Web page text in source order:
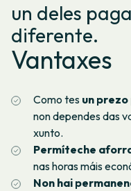
Se o teu punto de
non se aplicará o IVE,
calcular o seu prezo.
No centro de axuda
da tarifa 3.0TD períodos.
un deles
diferente.
Vantaxes
Como tes un
non dependes das
xunto.
Permíteche
nas horas máis
Non hai